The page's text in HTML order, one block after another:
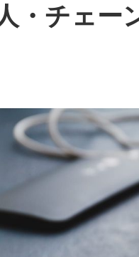
・チェー